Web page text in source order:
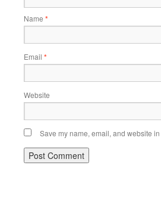
Name *
Email *
Website
Save my name, email, and website